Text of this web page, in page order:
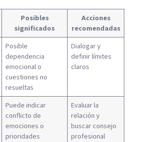
Posibles
significados
Acciones
recomendadas
Posible
dependencia
emocional o
cuestiones no
resueltas
Dialogar y
definir límites
claros
Puede indicar
conflicto de
emociones o
prioridades
Evaluar la
relación y
buscar consejo
profesional